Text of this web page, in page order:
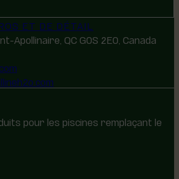
ET DE DÉTAIL
Apollinaire, QC G0S 2E0, Canada
pour les piscines remplaçant le